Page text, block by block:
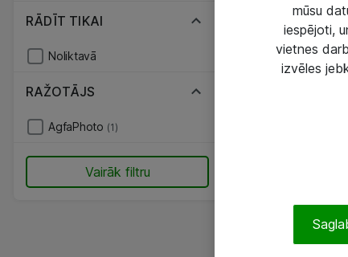
RĀDĪT TIKAI
Noliktavā
RAŽOTĀJS
AgfaPhoto (1)
Vairāk filtru
mūsu
iespējoti,
vietnes
izvēles